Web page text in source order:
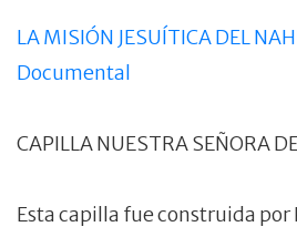
LA MISIÓN JESUÍTICA DEL
Documental
CAPILLA NUESTRA SEÑORA
Esta capilla fue construida por